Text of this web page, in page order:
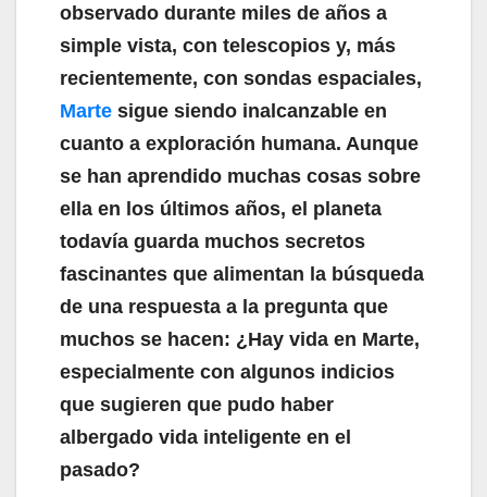
observado durante miles de años a
simple vista, con telescopios y, más
recientemente, con sondas espaciales,
Marte sigue siendo inalcanzable en
cuanto a exploración humana. Aunque
se han aprendido muchas cosas sobre
ella en los últimos años, el planeta
todavía guarda muchos secretos
fascinantes que alimentan la búsqueda
de una respuesta a la pregunta que
muchos se hacen: ¿Hay vida en Marte,
especialmente con algunos indicios
que sugieren que pudo haber
albergado vida inteligente en el
pasado?